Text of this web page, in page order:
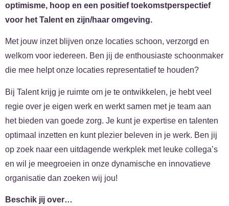
optimisme, hoop en een positief toekomstperspectief
voor het Talent en zijn/haar omgeving.
Met jouw inzet blijven onze locaties schoon, verzorgd en
welkom voor iedereen. Ben jij de enthousiaste schoonmaker
die mee helpt onze locaties representatief te houden?
Bij Talent krijg je ruimte om je te ontwikkelen, je hebt veel
regie over je eigen werk en werkt samen met je team aan
het bieden van goede zorg. Je kunt je expertise en talenten
optimaal inzetten en kunt plezier beleven in je werk. Ben jij
op zoek naar een uitdagende werkplek met leuke collega’s
en wil je meegroeien in onze dynamische en innovatieve
organisatie dan zoeken wij jou!
Beschik jij over…